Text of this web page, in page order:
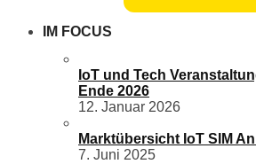
IM FOCUS
IoT und Tech
Ende 2026
12. Januar 2026
Marktübersicht IoT SIM
7. Juni 2025